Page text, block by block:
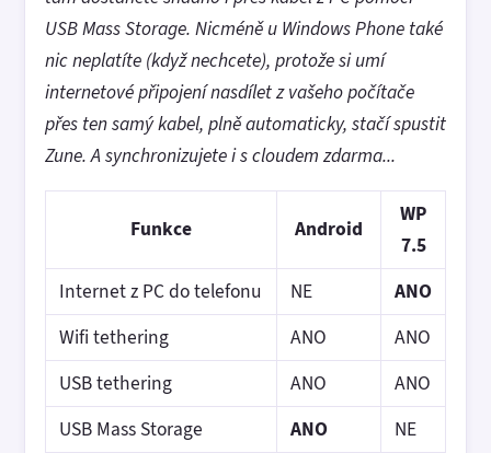
USB Mass Storage. Nicméně u Windows Phone také
nic neplatíte (když nechcete), protože si umí
internetové připojení nasdílet z vašeho počítače
přes ten samý kabel, plně automaticky, stačí spustit
Zune. A synchronizujete i s cloudem zdarma...
Funkce Android
WP
7.5
Internet z PC do telefonu
NE
ANO
Wifi tethering
ANO
ANO
USB tethering
ANO
ANO
USB Mass Storage
ANO NE